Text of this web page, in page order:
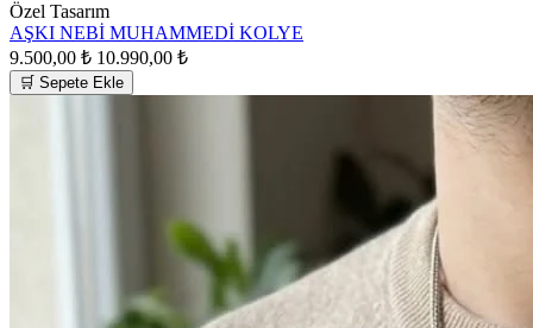
Özel Tasarım
AŞKI NEBİ MUHAMMEDİ KOLYE
9.500,00 ₺ 10.990,00 ₺
🛒 Sepete Ekle